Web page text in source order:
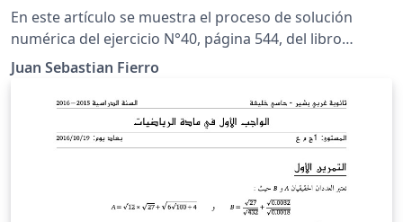
En este artículo se muestra el proceso de solución
numérica del ejercicio N°40, página 544, del libro
"Cálculo de un variable'', con la finalidad de cumplir los
requerimientos para el trabajo final de modelación de
la asignatura Cálculo Integral. Por medio de la
aplicación de integrales, se determinará la ecuación
para el cálculo de la longitud de un cable telefónico y se
hallará la altura a la cual debe estar conectado el cable
teniendo en cuenta la altura mínima de este respecto al
suelo, y la distancia de separación entre ambos postes.
Juan Sebastian Fierro